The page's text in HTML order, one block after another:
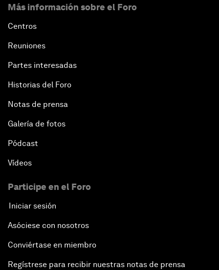
Más información sobre el Foro
Centros
Reuniones
Partes interesadas
Historias del Foro
Notas de prensa
Galería de fotos
Pódcast
Vídeos
Participe en el Foro
Iniciar sesión
Asóciese con nosotros
Conviértase en miembro
Regístrese para recibir nuestras notas de prensa